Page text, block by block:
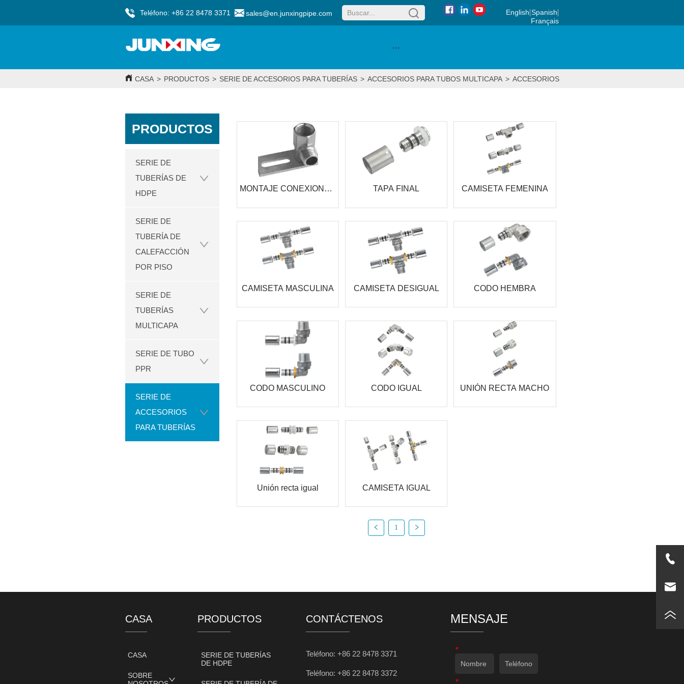
Teléfono: +86 22 8478 3371 sales@en.junxingpipe.com English Spanish
Français
···
CASA > PRODUCTOS > SERIE DE ACCESORIOS PARA TUBERÍAS > ACCESORIOS PARA TUBOS MULTICAPA > ACCESORIOS DE PRENSA
PRODUCTOS
SERIE DE
TUBERÍAS DE
HDPE
SERIE DE
TUBERÍA DE
CALEFACCIÓN
POR PISO
SERIE DE
TUBERÍAS
MULTICAPA
SERIE DE TUBO
PPR
SERIE DE
ACCESORIOS
PARA TUBERÍAS
MONTAJE CONEXIONES
DOBLES
TAPA FINAL CAMISETA FEMENINA
CAMISETA MASCULINA CAMISETA DESIGUAL CODO HEMBRA
CODO MASCULINO CODO IGUAL UNIÓN RECTA MACHO
Unión recta igual CAMISETA IGUAL
1
CASA
CASA
SOBRE
PRODUCTOS
SERIE DE TUBERÍAS
DE HDPE
CONTÁCTENOS
Teléfono: +86 22 8478 3371
Teléfono: +86 22 8478 3372
MENSAJE
*
*